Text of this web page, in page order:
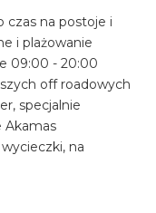
czas na postoje i
i plażowanie
09:00 - 20:00
off roadowych
specjalnie
Akamas
na